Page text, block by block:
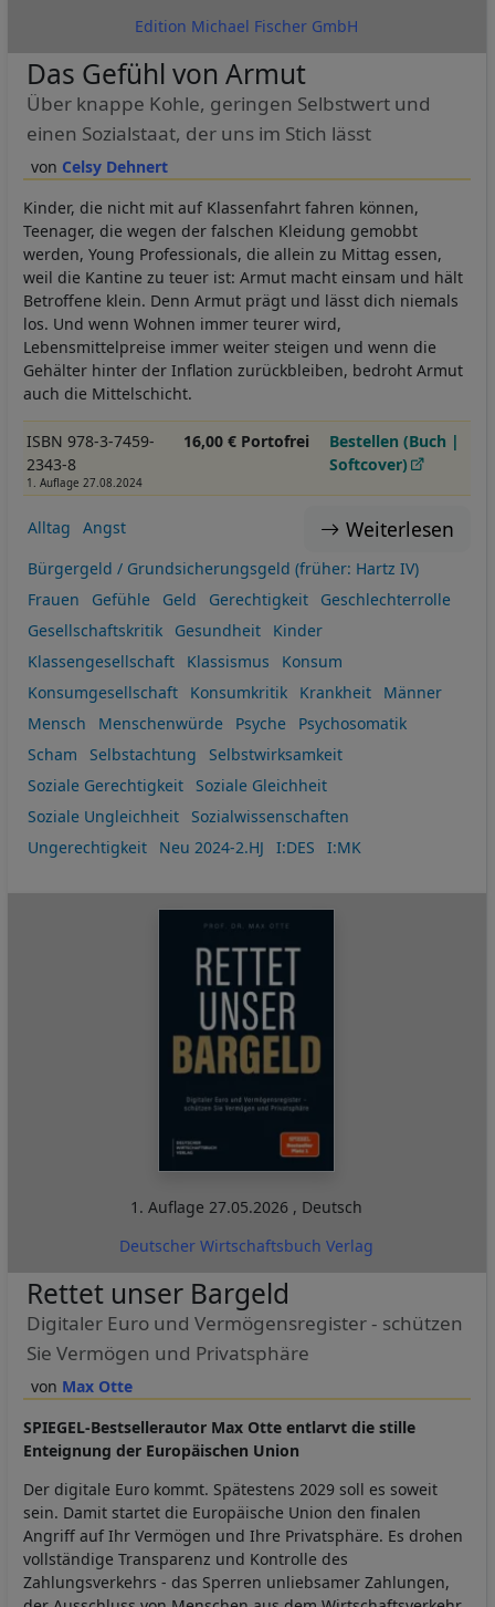
Edition Michael Fischer GmbH
Celsy Dehnert
Das Gefühl von Armut
Über knappe Kohle, geringen Selbstwert und
einen Sozialstaat, der uns im Stich lässt
Kinder, die nicht mit auf Klassenfahrt fahren können,
Teenager, die wegen der falschen Kleidung gemobbt
werden, Young Professionals, die allein zu Mittag essen,
weil die Kantine zu teuer ist: Armut macht einsam und hält
Betroffene klein. Denn Armut prägt und lässt dich niemals
los. Und wenn Wohnen immer teurer wird,
Lebensmittelpreise immer weiter steigen und wenn die
Gehälter hinter der Inflation zurückbleiben, bedroht Armut
auch die Mittelschicht.
ISBN 978-3-7459-
2343-8
1. Auflage 27.08.2024
16,00 € Portofrei
Bestellen (Buch |
Softcover)
Weiterlesen
Alltag
Angst
Bürgergeld / Grundsicherungsgeld (früher: Hartz IV)
Frauen
Gefühle Geld Gerechtigkeit
Geschlechterrolle
Gesellschaftskritik
Gesundheit
Kinder
Klassengesellschaft
Klassismus
Konsum
Konsumgesellschaft
Konsumkritik Krankheit
Männer
Mensch
Menschenwürde Psyche
Psychosomatik
Scham
Selbstachtung
Selbstwirksamkeit
Soziale Gerechtigkeit
Soziale Gleichheit
Soziale Ungleichheit
Sozialwissenschaften
Ungerechtigkeit
Neu 2024-2.HJ I:DES I:MK
1. Auflage27.05.2026 , Deutsch
Deutscher Wirtschaftsbuch Verlag
Max Otte
Rettet unser Bargeld
Digitaler Euro und Vermögensregister - schützen
Sie Vermögen und Privatsphäre
SPIEGEL-Bestsellerautor Max Otte entlarvt die stille
Enteignung der Europäischen Union
Der digitale Euro kommt. Spätestens 2029 soll es soweit
sein. Damit startet die Europäische Union den finalen
Angriff auf Ihr Vermögen und Ihre Privatsphäre. Es drohen
vollständige Transparenz und Kontrolle des
Zahlungsverkehrs - das Sperren unliebsamer Zahlungen,